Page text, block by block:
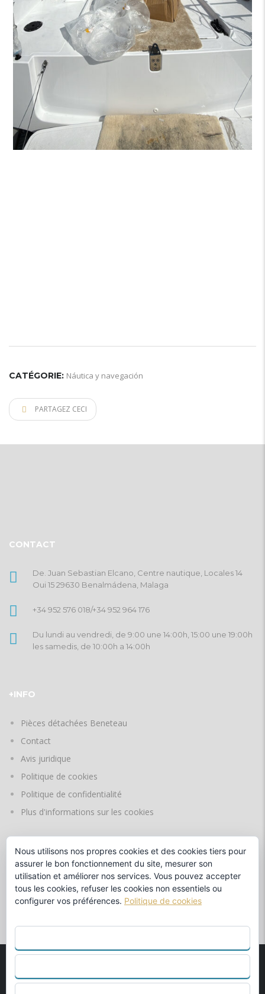
CATÉGORIE: Náutica y navegación
PARTAGEZ CECI
CONTACT
De. Juan Sebastian Elcano, Centre nautique, Locales 14
Oui 15 29630 Benalmádena, Malaga
+34 952 576 018/+34 952 964 176
Du lundi au vendredi, de 9:00 une 14:00h, 15:00 une 19:00h
les samedis, de 10:00h a 14:00h
+INFO
Pièces détachées Beneteau
Contact
Avis juridique
Politique de cookies
Politique de confidentialité
Plus d'informations sur les cookies
LANGUES
© 1990MARINA BENALMÁDENA S.L.
Concessionnaire Officiel
Nous utilisons nos propres cookies et des cookies tiers pour
assurer le bon fonctionnement du site, mesurer son
utilisation et améliorer nos services. Vous pouvez accepter
tous les cookies, refuser les cookies non essentiels ou
configurer vos préférences. Politique de cookies